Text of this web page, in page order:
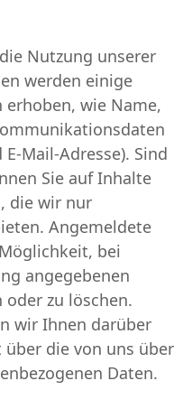
Nutzung unserer
werden einige
erhoben, wie Name,
Mail-Adresse). Sind
Sie auf Inhalte
die wir nur
Angemeldete
bei
angegebenen
oder zu löschen.
wir Ihnen darüber
die von uns über
Daten.